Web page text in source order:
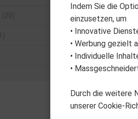
Indem Sie die
einzusetzen, um
• Innovative
• Werbung gezielt
• Individuelle
•
Durch die weitere
unserer Cookie-